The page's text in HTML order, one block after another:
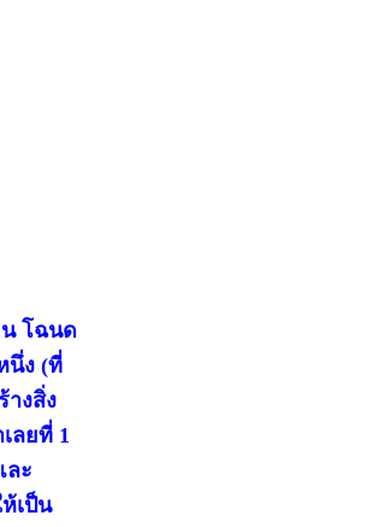
โฉนด
นึ่ง (ที่
างสิ่ง
ลยที่ 1
ละ
เป็น